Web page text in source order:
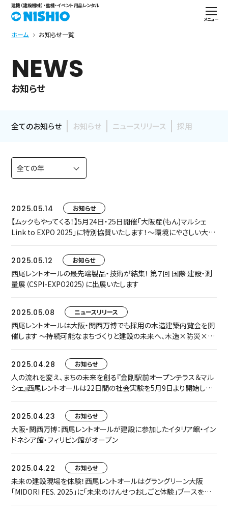
建機（建設機械）・重機・イベント用品レンタル
メニュー
ホーム お知らせ一覧
NEWS
お知らせ
全てのお知らせ お知らせ ニュースリリース 採用
2025.05.14 お知らせ
【ムックもやってくる！】5月24日・25日開催「大阪産(もん)マルシェ
Link to EXPO 2025」に特別協賛いたします！～環境にやさしい大阪
2025.05.12
お知らせ
西尾レントオールの最先端製品・技術が結集！ 第７回 国際 建設・測
量展（CSPI-EXPO2025）に出展いたします
2025.05.08 ニュースリリース
西尾レントオールは大阪・関西万博でも採用の木造建築内覧会を開
催します ～持続可能なまちづくりと建設の未来へ、木造×防災×環
2025.04.28
お知らせ
人の流れを変え、まちの未来を創る『金剛駅前オープンテラス＆マル
シェ』西尾レントオールは22日間の社会実験を5月9日より開始しま
2025.04.23
お知らせ
大阪・関西万博：西尾レントオールが建設に参加したイタリア館・イン
ドネシア館・フィリピン館がオープン
2025.04.22 お知らせ
未来の建設現場を体験！西尾レントオールはグラングリーン大阪
「MIDORI FES. 2025」に「未来のけんせつおしごと体験」ブースを出